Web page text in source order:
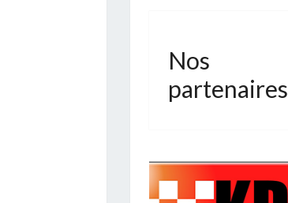
Nos
partenaires